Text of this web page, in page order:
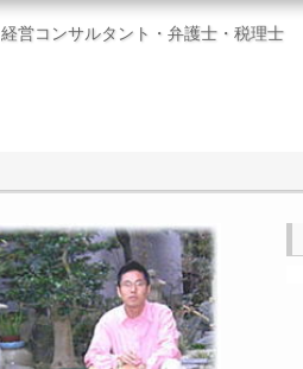
経営コンサルタント・弁護士・税理士